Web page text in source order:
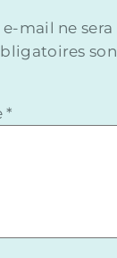
mail ne
*